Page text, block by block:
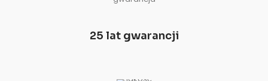
25 lat gwarancji